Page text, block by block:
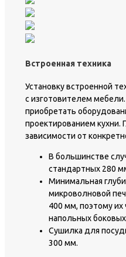
Встроенная техника
Установку встроенной
с изготовителем
приобретать
проектированием кухни.
зависимости от
В большинстве
стандартных 280
Минимальная
микроволновой
400 мм, поэтому их
напольных
Сушилка для
300 мм.